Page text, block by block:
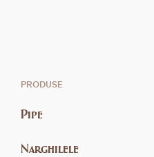
PRODUSE
Pipe
Narghilele